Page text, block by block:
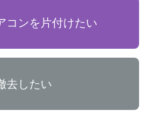
コンを片付けたい
去したい